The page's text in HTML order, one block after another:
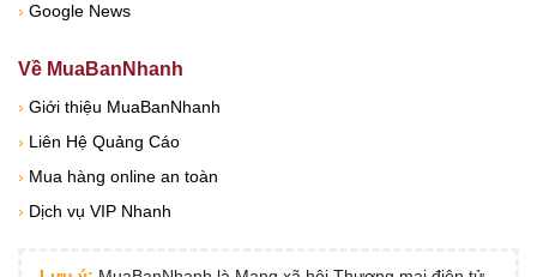
› Google News
Về MuaBanNhanh
› Giới thiệu MuaBanNhanh
› Liên Hệ Quảng Cáo
› Mua hàng online an toàn
› Dịch vụ VIP Nhanh